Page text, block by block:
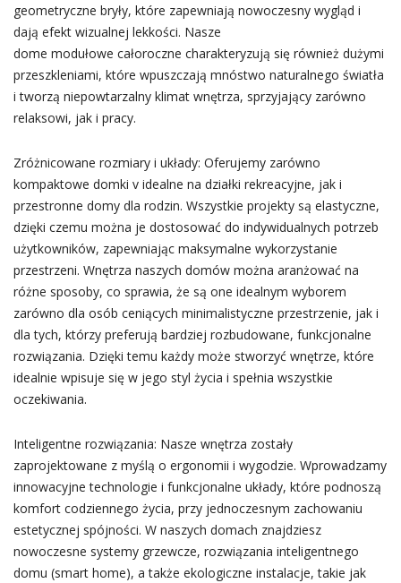
geometryczne bryły, które zapewniają nowoczesny wygląd i
dają efekt wizualnej lekkości. Nasze
dome modułowe całoroczne charakteryzują się również dużymi
przeszkleniami, które wpuszczają mnóstwo naturalnego światła
i tworzą niepowtarzalny klimat wnętrza, sprzyjający zarówno
relaksowi, jak i pracy.
Zróżnicowane rozmiary i układy: Oferujemy zarówno
kompaktowe domki v idealne na działki rekreacyjne, jak i
przestronne domy dla rodzin. Wszystkie projekty są elastyczne,
dzięki czemu można je dostosować do indywidualnych potrzeb
użytkowników, zapewniając maksymalne wykorzystanie
przestrzeni. Wnętrza naszych domów można aranżować na
różne sposoby, co sprawia, że są one idealnym wyborem
zarówno dla osób ceniących minimalistyczne przestrzenie, jak i
dla tych, którzy preferują bardziej rozbudowane, funkcjonalne
rozwiązania. Dzięki temu każdy może stworzyć wnętrze, które
idealnie wpisuje się w jego styl życia i spełnia wszystkie
oczekiwania.
Inteligentne rozwiązania: Nasze wnętrza zostały
zaprojektowane z myślą o ergonomii i wygodzie. Wprowadzamy
innowacyjne technologie i funkcjonalne układy, które podnoszą
komfort codziennego życia, przy jednoczesnym zachowaniu
estetycznej spójności. W naszych domach znajdziesz
nowoczesne systemy grzewcze, rozwiązania inteligentnego
domu (smart home), a także ekologiczne instalacje, takie jak